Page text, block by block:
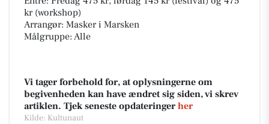
kr (workshop)
Arrangør: Masker i Marsken
Målgruppe: Alle
Vi tager forbehold for, at oplysningerne om
begivenheden kan have ændret sig siden, vi skrev
artiklen. Tjek seneste opdateringer her
Kilde: Kultunaut